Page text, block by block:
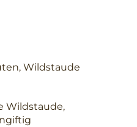
Wildstaude
Wildstaude,